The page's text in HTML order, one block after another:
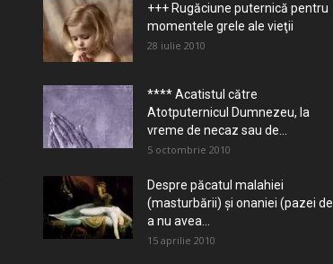
+++ Rugăciune puternică pentru
momentele grele ale vieţii
28 iulie 2010
**** Acatistul către
Atotputernicul Dumnezeu, la
vreme de necaz sau de...
5 octombrie 2010
Despre păcatul malahiei
(masturbării) şi onaniei (pazei de
a nu avea...
15 aprilie 2010